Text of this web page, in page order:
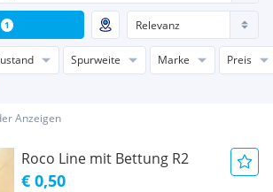
Spurweite Marke
Preis
1
Anzeigen
Roco Line mit Bettung R2
€ 0,50